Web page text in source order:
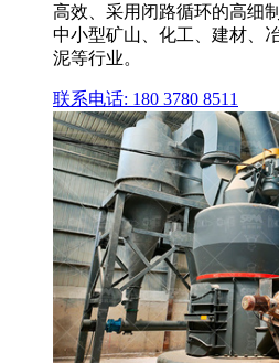
高效、采用闭路循环的高细
中小型矿山、化工、建材、
泥等行业。
联系电话: 180 3780 8511